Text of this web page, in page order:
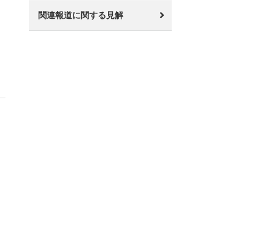
関連報道に関する見解